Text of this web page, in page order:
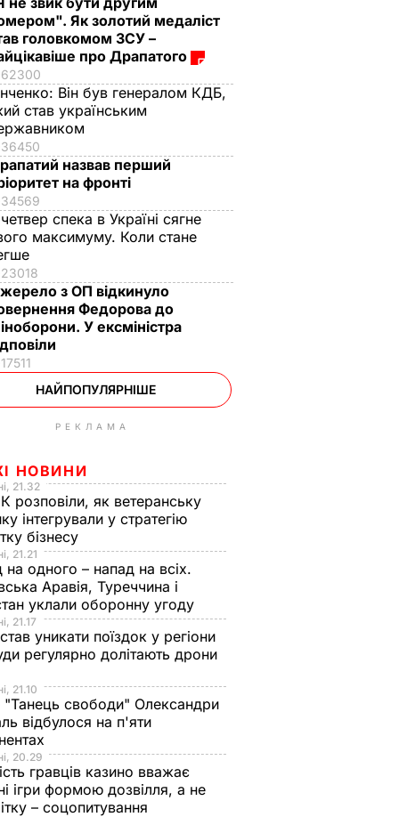
Як золотий медаліст
головкомом ЗСУ –
про Драпатого
62300
Він був генералом КДБ,
став українським
36450
назвав перший
на фронті
34569
спека в Україні сягне
максимуму. Коли стане
23018
з ОП відкинуло
Федорова до
У ексміністра
17511
НАЙПОПУЛЯРНІШЕ
РЕКЛАМА
НОВИНИ
21.32
розповіли, як ветеранську
інтегрували у стратегію
бізнесу
21.21
на одного – напад на всіх.
Аравія, Туреччина і
уклали оборонну угоду
21.17
уникати поїздок у регіони
регулярно долітають дрони
21.10
"Танець свободи" Олександри
відбулося на п'яти
20.29
гравців казино вважає
ігри формою дозвілля, а не
– соцопитування